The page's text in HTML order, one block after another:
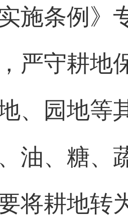
施条例》
严守耕地
、园地等
油、糖、
将耕地转